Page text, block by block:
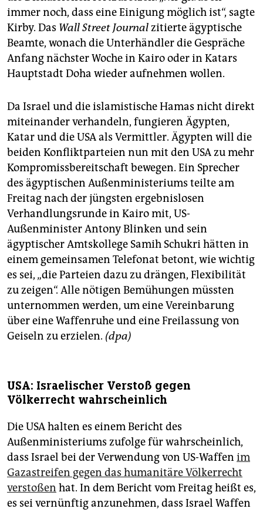
immer noch, dass eine Einigung möglich ist“, sagte
Kirby. Das Wall Street Journalzitierte ägyptische
Beamte, wonach die Unterhändler die Gespräche
Anfang nächster Woche in Kairo oder in Katars
Hauptstadt Doha wieder aufnehmen wollen.
Da Israel und die islamistische Hamas nicht direkt
miteinander verhandeln, fungieren Ägypten,
Katar und die USA als Vermittler. Ägypten will die
beiden Konfliktparteien nun mit den USA zu mehr
Kompromissbereitschaft bewegen. Ein Sprecher
des ägyptischen Außenministeriums teilte am
Freitag nach der jüngsten ergebnislosen
Verhandlungsrunde in Kairo mit, US-
Außenminister Antony Blinken und sein
ägyptischer Amtskollege Samih Schukri hätten in
einem gemeinsamen Telefonat betont, wie wichtig
es sei, „die Parteien dazu zu drängen, Flexibilität
zu zeigen“. Alle nötigen Bemühungen müssten
unternommen werden, um eine Vereinbarung
über eine Waffenruhe und eine Freilassung von
Geiseln zu erzielen. (dpa)
USA: Israelischer Verstoß gegen
Völkerrecht wahrscheinlich
Die USA halten es einem Bericht des
Außenministeriums zufolge für wahrscheinlich,
dass Israel bei der Verwendung von US-Waffen im
Gazastreifen gegen das humanitäre Völkerrecht
verstoßen hat. In dem Bericht vom Freitag heißt es,
es sei vernünftig anzunehmen, dass Israel Waffen